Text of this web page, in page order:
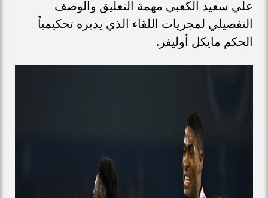
علي سعيد الكعبي مهمة التعليق والوصف
التفصيلي لمجريات اللقاء الذي يديره تحكيمياً
الحكم مايكل أوليفر.